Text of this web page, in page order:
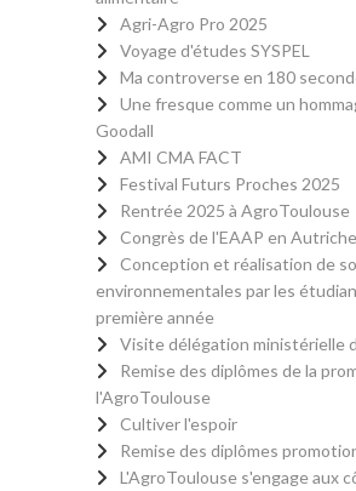
Agri-Agro Pro 2025
Voyage d'études SYSPEL
Ma controverse en 180
Une fresque comme un
Goodall
AMI CMA FACT
Festival Futurs Proches 2025
Rentrée 2025 à AgroToulouse
Congrès de l'EAAP en Autriche
Conception et réalisation de
environnementales par les
première année
Visite délégation ministérielle
Remise des diplômes de la
l'AgroToulouse
Cultiver l'espoir
Remise des diplômes
L'AgroToulouse s'engage aux